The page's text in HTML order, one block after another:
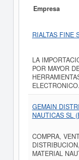
Empresa
RIALTAS FINE
LA
POR MAYOR
ELECTRONICO.
GEMAIN
NAUTICAS SL
COMPRA,
MATERIAL